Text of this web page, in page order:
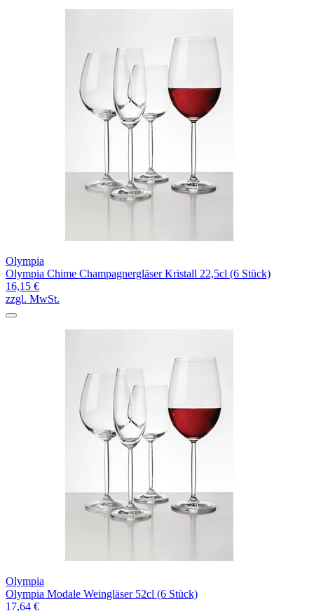
Olympia
Olympia Chime Champagnergläser Kristall 22,5cl (6 Stück)
16,15 €
zzgl. MwSt.
Olympia
Olympia Modale Weingläser 52cl (6 Stück)
17,64 €